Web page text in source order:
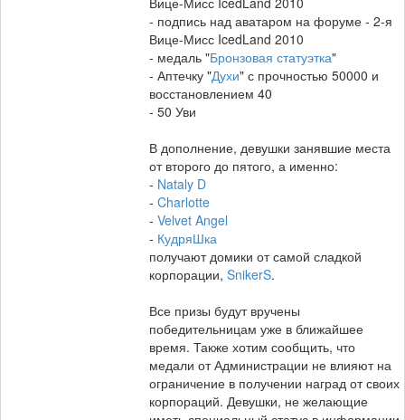
- подпись над аватаром на форуме - 2-я
Вице-Мисс IcedLand 2010
- медаль "Бронзовая статуэтка"
- Аптечку "Духи" с прочностью 50000 и
восстановлением 40
- 50 Уви
В дополнение, девушки занявшие места
от второго до пятого, а именно:
- Nataly D
- Charlotte
- Velvet Angel
- КудряШка
получают домики от самой сладкой
корпорации, SnikerS.
Все призы будут вручены
победительницам уже в ближайшее
время. Также хотим сообщить, что
медали от Администрации не влияют на
ограничение в получении наград от своих
корпораций. Девушки, не желающие